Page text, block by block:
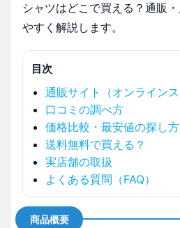
シャツはどこで買える？通販
やすく解説します。
目次
通販サイト（オンラインス
口コミの調べ方
価格比較・最安値の探し方
送料無料で買える？
実店舗の取扱
よくある質問（FAQ）
商品概要